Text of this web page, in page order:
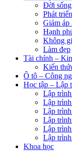
Đời sống
Phát
Giảm áp
Hạnh
Không
Làm đẹp
Tài chính –
Kiến
Ô tô – Công
Học tập – Lập
Lập
Lập
Lập
Lập
Lập
Lập
Khoa học